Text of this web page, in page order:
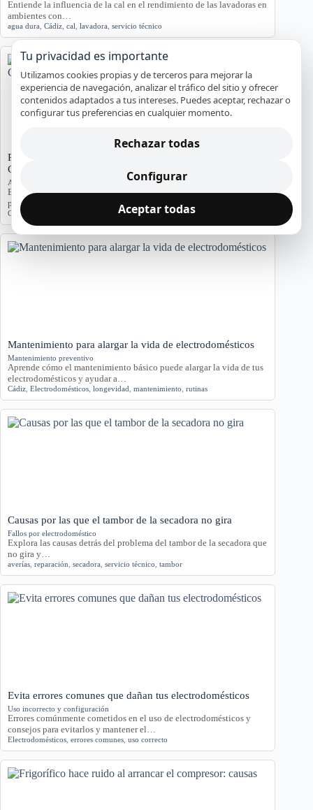
Entiende la influencia de la cal en el rendimiento de las lavadoras en
ambientes con…
agua dura Cádiz cal lavadora servicio técnico
Problemas de Electrodomésticos en Pisos Antiguos de
Cádiz
Averías y orientación en Cádiz
Exploramos los problemas más comunes de electrodomésticos en
pisos antiguos de Cádiz, considerando la humedad…
Cádiz problemas comunes, soluciones
Mantenimiento para alargar la vida de electrodomésticos
Mantenimiento preventivo
Aprende cómo el mantenimiento básico puede alargar la vida de tus
electrodomésticos y ayudar a…
Cádiz Electrodomésticos longevidad mantenimiento rutinas
Causas por las que el tambor de la secadora no gira
Fallos por electrodoméstico
Explora las causas detrás del problema del tambor de la secadora que
no gira y…
averías reparación secadora servicio técnico tambor
Evita errores comunes que dañan tus electrodomésticos
Uso incorrecto y configuración
Errores comúnmente cometidos en el uso de electrodomésticos y
consejos para evitarlos y mantener el…
Electrodomésticos errores comunes uso correcto
Tu privacidad es importante
Utilizamos cookies propias y de terceros para mejorar la
experiencia de navegación, analizar el tráfico del sitio y ofrecer
contenidos adaptados a tus intereses. Puedes aceptar, rechazar o
configurar tus preferencias en cualquier momento.
Rechazar todas
Configurar
Aceptar todas